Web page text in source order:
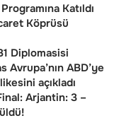
Katıldı
Köprüsü
Diplomasisi
ABD’ye
açıkladı
Arjantin: 3 –